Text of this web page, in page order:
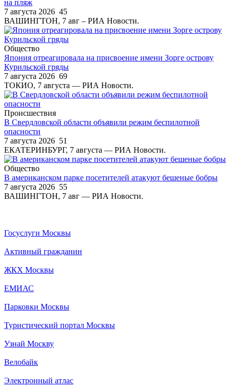
на пляж
7 августа 2026 45
ВАШИНГТОН, 7 авг – РИА Новости.
Общество
Япония отреагировала на присвоение имени Зорге острову
Курильской гряды
7 августа 2026 69
ТОКИО, 7 августа — РИА Новости.
Происшествия
В Свердловской области объявили режим беспилотной
опасности
7 августа 2026 51
ЕКАТЕРИНБУРГ, 7 августа — РИА Новости.
Общество
В американском парке посетителей атакуют бешеные бобры
7 августа 2026 55
ВАШИНГТОН, 7 авг — РИА Новости.
Госуслуги Москвы
Активный гражданин
ЖКХ Москвы
ЕМИАС
Парковки Москвы
Туристический портал Москвы
Узнай Москву
Велобайк
Электронный атлас